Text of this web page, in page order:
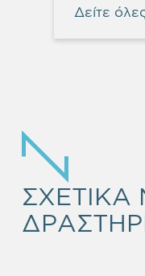
Δείτε
ΣΧΕΤΙΚΑ